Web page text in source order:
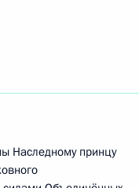
Наследному принцу